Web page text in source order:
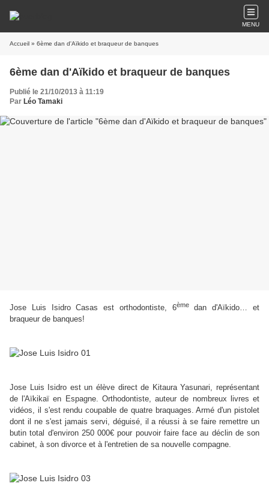
MENU
Accueil » 6ème dan d'Aïkido et braqueur de banques
6ème dan d'Aïkido et braqueur de banques
Publié le 21/10/2013 à 11:19
Par Léo Tamaki
Jose Luis Isidro Casas est orthodontiste, 6èmedan d'Aïkido… et
braqueur de banques!
Jose Luis Isidro est un élève direct de Kitaura Yasunari, représentant
de l'Aïkikaï en Espagne. Orthodontiste, auteur de nombreux livres et
vidéos, il s'est rendu coupable de quatre braquages. Armé d'un pistolet
dont il ne s'est jamais servi, déguisé, il a réussi à se faire remettre un
butin total d'environ 250 000€ pour pouvoir faire face au déclin de son
cabinet, à son divorce et à l'entretien de sa nouvelle compagne.